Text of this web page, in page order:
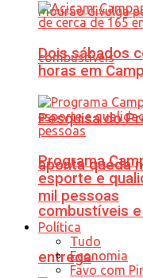
Pesquisa do
aponta queda
combustíveis
entrega
Dois sábados
horas em
Programa
esporte e
mil pessoas
Política
Tudo
Economia
Favo com